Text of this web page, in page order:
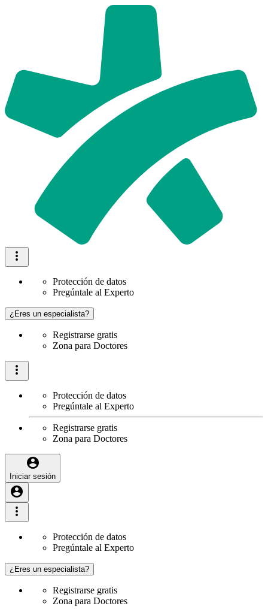
Protección de datos
Pregúntale al Experto
¿Eres un especialista?
Registrarse gratis
Zona para Doctores
Protección de datos
Pregúntale al Experto
Registrarse gratis
Zona para Doctores
Iniciar sesión
Protección de datos
Pregúntale al Experto
¿Eres un especialista?
Registrarse gratis
Zona para Doctores